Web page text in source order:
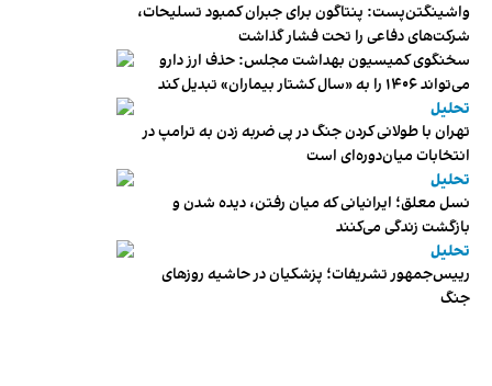
واشینگتن‌پست: پنتاگون برای جبران کمبود تسلیحات،
شرکت‌های دفاعی را تحت فشار گذاشت
سخنگوی کمیسیون بهداشت مجلس: حذف ارز دارو
می‌تواند ۱۴۰۶ را به «سال کشتار بیماران» تبدیل کند
تحلیل
تهران با طولانی کردن جنگ در پی ضربه زدن به ترامپ در
انتخابات میان‌دوره‌ای است
تحلیل
نسل معلق؛ ایرانیانی که میان رفتن، دیده شدن و
بازگشت زندگی می‌کنند
تحلیل
رییس‌جمهور تشریفات؛ پزشکیان در حاشیه روزهای
جنگ